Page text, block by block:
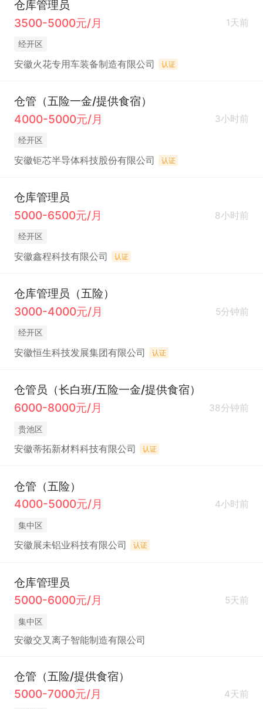
仓库管理员
3500-5000元/月
1天前
经开区
安徽火花专用车装备制造有限公司 认证
仓管（五险一金/提供食宿）
4000-5000元/月
3小时前
经开区
安徽钜芯半导体科技股份有限公司 认证
仓库管理员
5000-6500元/月
8小时前
经开区
安徽鑫程科技有限公司 认证
仓库管理员（五险）
3000-4000元/月
5分钟前
经开区
安徽恒生科技发展集团有限公司 认证
仓管员（长白班/五险一金/提供食宿）
6000-8000元/月
38分钟前
贵池区
安徽蒂拓新材料科技有限公司 认证
仓管（五险）
4000-5000元/月
4小时前
集中区
安徽展未铝业科技有限公司 认证
仓库管理员
5000-6000元/月
5天前
集中区
安徽交叉离子智能制造有限公司
仓管（五险/提供食宿）
5000-7000元/月
4天前